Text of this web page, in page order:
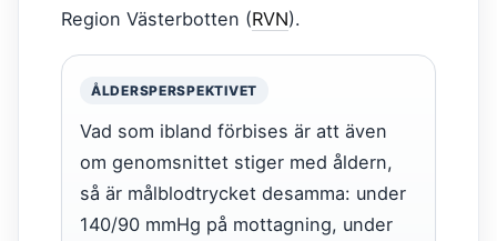
Region Västerbotten (RVN).
ÅLDERSPERSPEKTIVET
Vad som ibland förbises är att även
om genomsnittet stiger med åldern,
så är målblodtrycket desamma: under
140/90 mmHg på mottagning, under